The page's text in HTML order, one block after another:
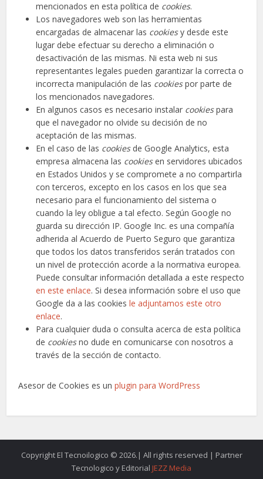
mencionados en esta política de cookies.
Los navegadores web son las herramientas
encargadas de almacenar las cookiesy desde este
lugar debe efectuar su derecho a eliminación o
desactivación de las mismas. Ni esta web ni sus
representantes legales pueden garantizar la correcta o
incorrecta manipulación de las cookiespor parte de
los mencionados navegadores.
En algunos casos es necesario instalar cookiespara
que el navegador no olvide su decisión de no
aceptación de las mismas.
En el caso de las cookiesde Google Analytics, esta
empresa almacena las cookiesen servidores ubicados
en Estados Unidos y se compromete a no compartirla
con terceros, excepto en los casos en los que sea
necesario para el funcionamiento del sistema o
cuando la ley obligue a tal efecto. Según Google no
guarda su dirección IP. Google Inc. es una compañía
adherida al Acuerdo de Puerto Seguro que garantiza
que todos los datos transferidos serán tratados con
un nivel de protección acorde a la normativa europea.
Puede consultar información detallada a este respecto
en este enlace. Si desea información sobre el uso que
Google da a las cookiesle adjuntamos este otro
enlace.
Para cualquier duda o consulta acerca de esta política
de cookiesno dude en comunicarse con nosotros a
través de la sección de contacto.
Asesor de Cookies es unplugin para WordPress
Copyright El Tecnoilogico © 2026.| All rights reserved | Partner
Tecnologico y Editorial JEZZ Media